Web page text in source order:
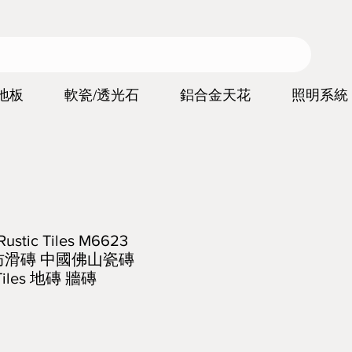
板 軟瓷/透光石 鋁合金天花 照明系統
Tiles M6623
滑磚 中國佛山瓷磚
地磚 牆磚